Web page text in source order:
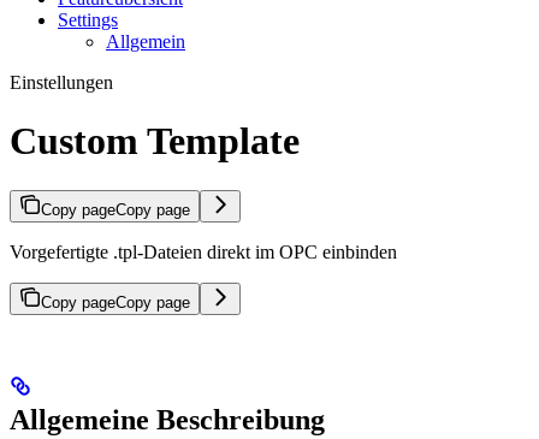
Settings
Allgemein
Einstellungen
Custom Template
Copy pageCopy page
Vorgefertigte .tpl-Dateien direkt im OPC einbinden
Copy pageCopy page
Allgemeine Beschreibung